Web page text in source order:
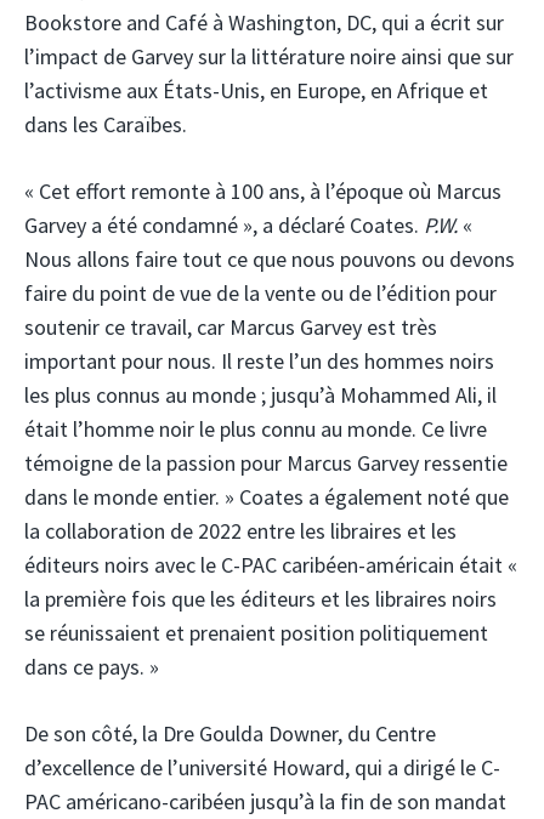
Bookstore and Café à Washington, DC, qui a écrit sur
l’impact de Garvey sur la littérature noire ainsi que sur
l’activisme aux États-Unis, en Europe, en Afrique et
dans les Caraïbes.
« Cet effort remonte à 100 ans, à l’époque où Marcus
Garvey a été condamné », a déclaré Coates. P.W. «
Nous allons faire tout ce que nous pouvons ou devons
faire du point de vue de la vente ou de l’édition pour
soutenir ce travail, car Marcus Garvey est très
important pour nous. Il reste l’un des hommes noirs
les plus connus au monde ; jusqu’à Mohammed Ali, il
était l’homme noir le plus connu au monde. Ce livre
témoigne de la passion pour Marcus Garvey ressentie
dans le monde entier. » Coates a également noté que
la collaboration de 2022 entre les libraires et les
éditeurs noirs avec le C-PAC caribéen-américain était «
la première fois que les éditeurs et les libraires noirs
se réunissaient et prenaient position politiquement
dans ce pays. »
De son côté, la Dre Goulda Downer, du Centre
d’excellence de l’université Howard, qui a dirigé le C-
PAC américano-caribéen jusqu’à la fin de son mandat